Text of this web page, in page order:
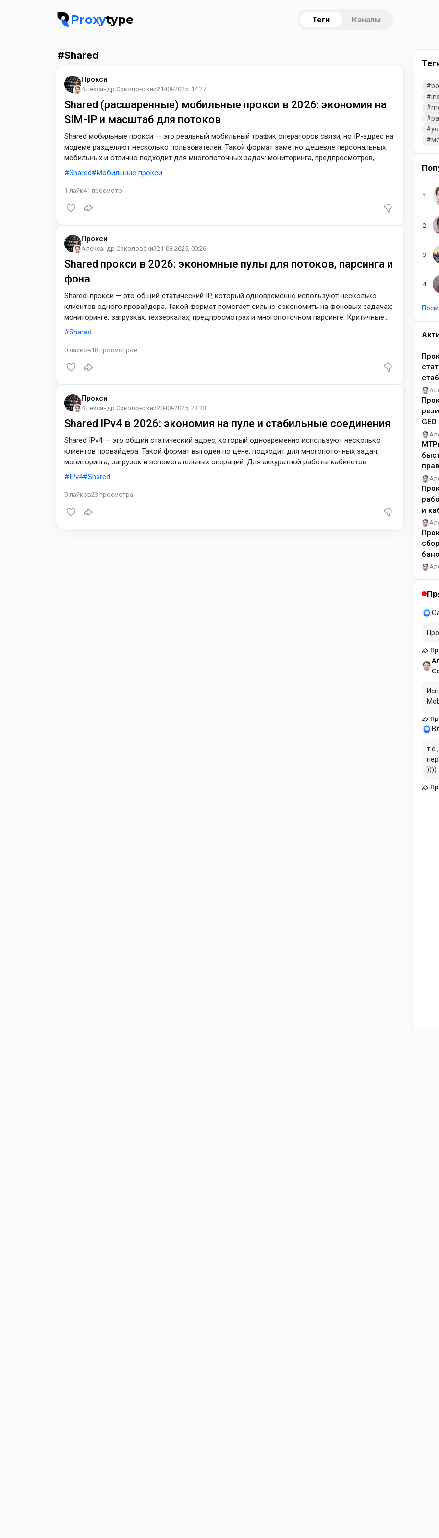
Proxytype Теги Каналы
Shared
Прокси
Александр Соколовский21-08-2025, 14:27
Shared (расшаренные) мобильные прокси в 2026: экономия на
SIM-IP и масштаб для потоков
Shared мобильные прокси — это реальный мобильный трафик операторов связи, но IP-адрес на
модеме разделяют несколько пользователей. Такой формат заметно дешевле персональных
мобильных и отлично подходит для многопоточных задач: мониторинга, предпросмотров,
парсинга, загрузок и стримов. Авторизованные и чувствительные действия лучше выносить на
отдельный «липкий» (sticky) адрес.
Shared Мобильные прокси
1 лайк41 просмотр
Прокси
Александр Соколовский21-08-2025, 00:26
Shared прокси в 2026: экономные пулы для потоков, парсинга и
фона
Shared-прокси — это общий статический IP, который одновременно используют несколько
клиентов одного провайдера. Такой формат помогает сильно сэкономить на фоновых задачах:
мониторинге, загрузках, техзеркалах, предпросмотрах и многопоточном парсинге. Критичные
логины и платежные действия лучше вести на выделенных статических адресах, а shared
Shared
0 лайков18 просмотров
Прокси
Александр Соколовский20-08-2025, 23:23
Shared IPv4 в 2026: экономия на пуле и стабильные соединения
Shared IPv4 — это общий статический адрес, который одновременно используют несколько
клиентов провайдера. Такой формат выгоден по цене, подходит для многопоточных задач,
мониторинга, загрузок и вспомогательных операций. Для аккуратной работы кабинетов
держите критичные логины на отдельных статических IP, а Shared используйте для фона и
IPv4 Shared
0 лайков23 просмотра
GEO
и
))))